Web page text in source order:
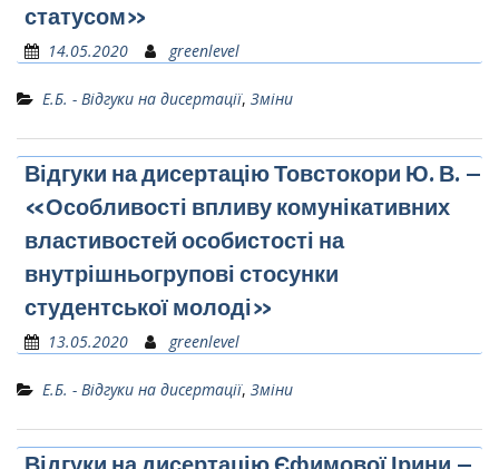
статусом»
14.05.2020 greenlevel
Е.Б. - Відгуки на дисертації, Зміни
Відгуки на дисертацію Товстокори Ю. В. –
«Особливості впливу комунікативних
властивостей особистості на
внутрішньогрупові стосунки
студентської молоді»
13.05.2020 greenlevel
Е.Б. - Відгуки на дисертації, Зміни